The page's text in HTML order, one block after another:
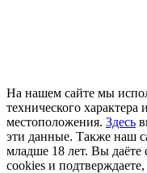
На нашем сайте мы
технического
местоположения. Здесь
эти данные. Также наш
младше 18 лет. Вы даёте
cookies и